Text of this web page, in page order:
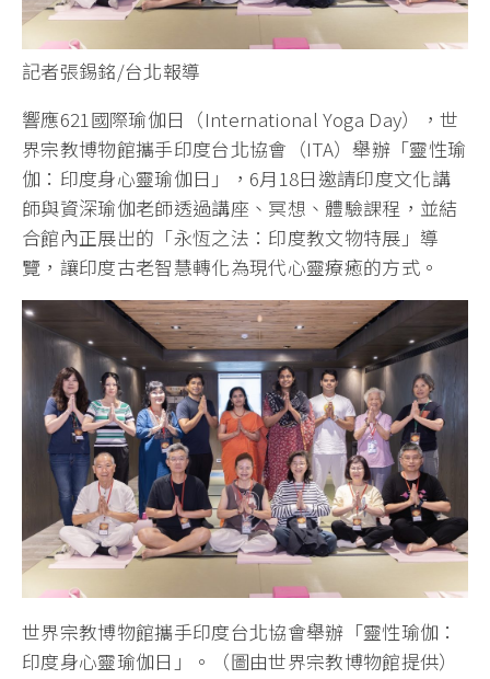
記者張錫銘/台北報導
響應621國際瑜伽日（International Yoga Day），世
界宗教博物館攜手印度台北協會（ITA）舉辦「靈性瑜
伽：印度身心靈瑜伽日」，6月18日邀請印度文化講
師與資深瑜伽老師透過講座、冥想、體驗課程，並結
合館內正展出的「永恆之法：印度教文物特展」導
覽，讓印度古老智慧轉化為現代心靈療癒的方式。
世界宗教博物館攜手印度台北協會舉辦「靈性瑜伽：
印度身心靈瑜伽日」。（圖由世界宗教博物館提供）